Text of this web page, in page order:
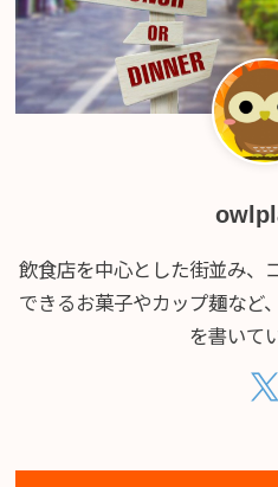
飲食店を中心とした街並み、
できるお菓子やカップ麺など
を書いて